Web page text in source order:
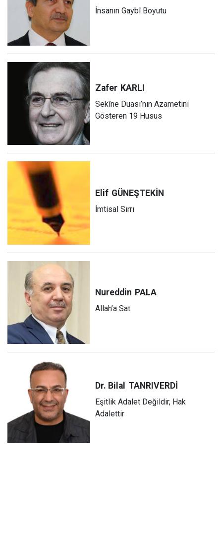
İnsanın Gaybî Boyutu
Zafer KARLI
Sekîne Duası’nın Azametini
Gösteren 19 Husus
Elif GÜNEŞTEKİN
İmtisal Sırrı
Nureddin PALA
Allah’a Sat
Dr. Bilal TANRIVERDİ
Eşitlik Adalet Değildir, Hak
Adalettir